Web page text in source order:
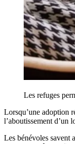
Les refuges
Lorsqu’une adoption
l’aboutissement d’un
Les bénévoles savent